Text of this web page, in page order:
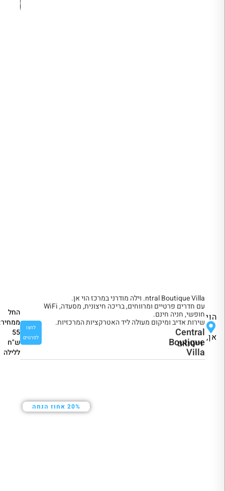
Central
Boutique
Villa
הוי
אן,
וייטנאם
ntral Boutique Villa. וילה מודרני במרכז הוי אן.
עם חדרים פרטיים ומרווחים, בריכה חיצונית, מסעדה, WiFi
חופשי, חניה חינם.
שירות אדיב ומיקום מעולה ליד האטרקציות המרכזיות.
החל
55
ש"ח
ללילה
לחצו
לפרטים
20% אחוז הנחה